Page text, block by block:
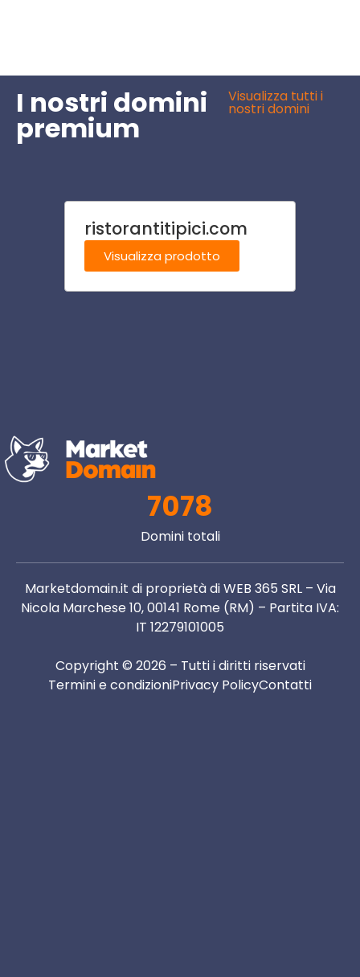
I nostri domini
premium
Visualizza tutti i
nostri domini
ristorantitipici.com
Visualizza prodotto
7078
Domini totali
Marketdomain.it di proprietà di WEB 365 SRL – Via
Nicola Marchese 10, 00141 Rome (RM) – Partita IVA:
IT 12279101005
Copyright © 2026 – Tutti i diritti riservati
Termini e condizioniPrivacy PolicyContatti